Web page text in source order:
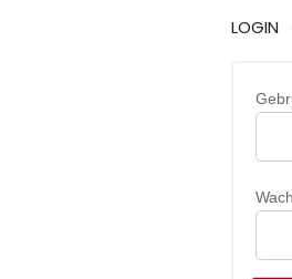
LOGIN